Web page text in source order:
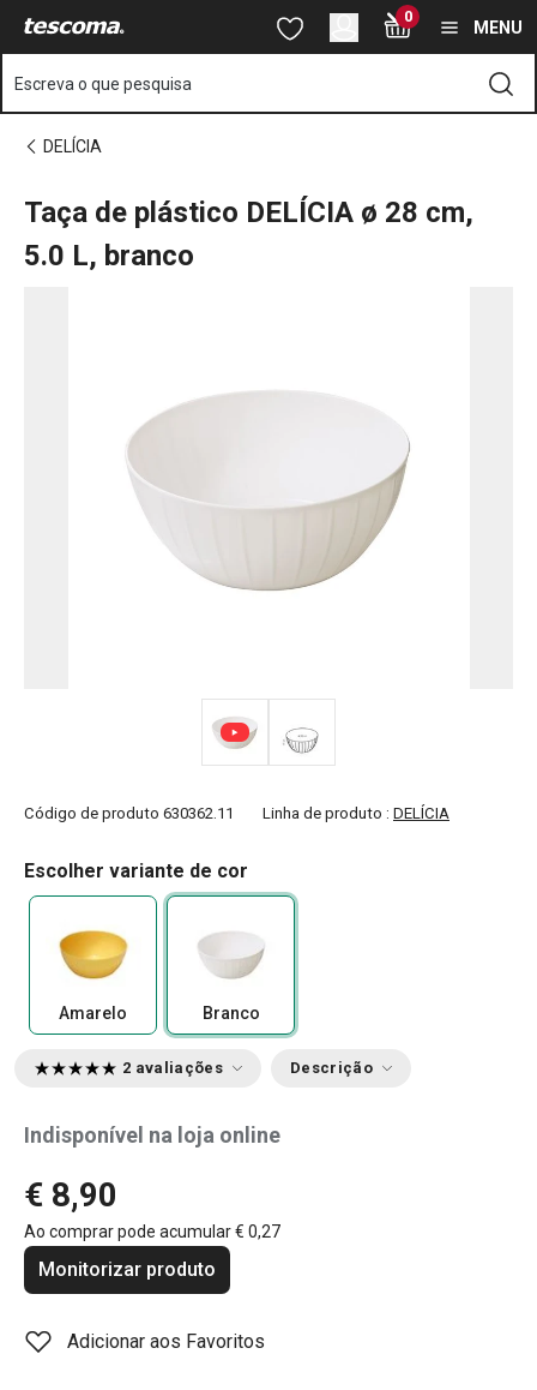
Está na página Taça de plástico DELÍCIA ø 28 cm, 5.0 L, branco
Saltar para o conteúdo principal
Saltar para a pesquisa
Saltar para a navegação 0
MENU
Escreva o que pesquisa
DELÍCIA
Taça de plástico DELÍCIA ø 28 cm,
5.0 L, branco
Código de produto 630362.11 Linha de produto : DELÍCIA
Escolher variante de cor
Amarelo Branco
2 avaliações Descrição
Indisponível na loja online
€ 8,90
Ao comprar pode acumular€ 0,27
Monitorizar produto
Adicionar aos Favoritos